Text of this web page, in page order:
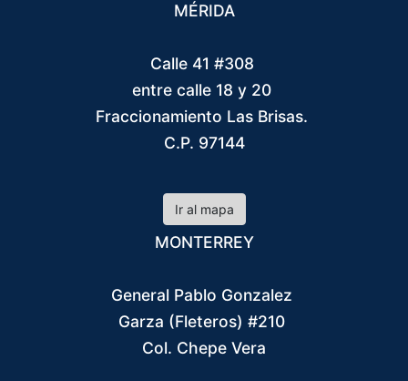
MÉRIDA
Calle 41 #308
entre calle 18 y 20
Fraccionamiento Las Brisas.
C.P. 97144
Ir al mapa
MONTERREY
General Pablo Gonzalez
Garza (Fleteros) #210
Col. Chepe Vera